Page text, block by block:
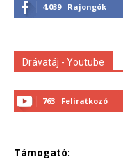
4,039 Rajongók
Drávatáj - Youtube
763 Feliratkozó
Támogató: